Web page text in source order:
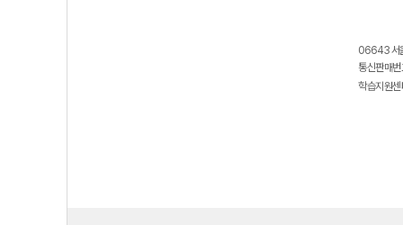
06643 서
통신판매
학습지원